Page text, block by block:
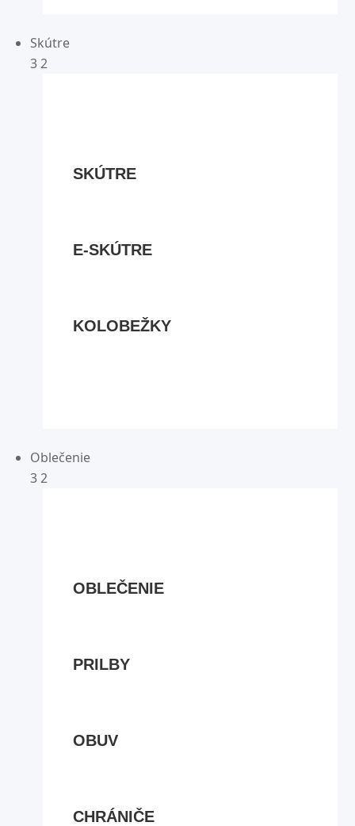
Skútre
3 2
SKÚTRE
E-SKÚTRE
KOLOBEŽKY
Oblečenie
3 2
OBLEČENIE
PRILBY
OBUV
CHRÁNIČE